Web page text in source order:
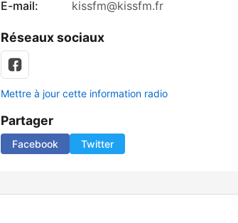
E-mail:
kissfm@kissfm.fr
Réseaux sociaux
Mettre à jour cette information radio
Partager
Facebook Twitter